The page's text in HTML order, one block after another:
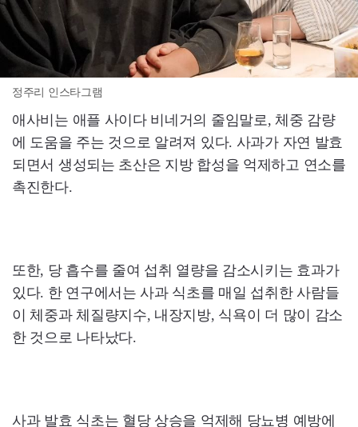
정주리 인스타그램
애사비는 애플 사이다 비네거의 줄임말로, 체중 감량
에 도움을 주는 것으로 알려져 있다. 사과가 자연 발효
되면서 생성되는 초산은 지방 합성을 억제하고 연소를
촉진한다.
또한, 당 흡수를 줄여 섭취 열량을 감소시키는 효과가
있다. 한 연구에서는 사과 식초를 매일 섭취한 사람들
이 체중과 체질량지수, 내장지방, 식욕이 더 많이 감소
한 것으로 나타났다.
사과 발효 식초는 혈당 상승을 억제해 당뇨병 예방에